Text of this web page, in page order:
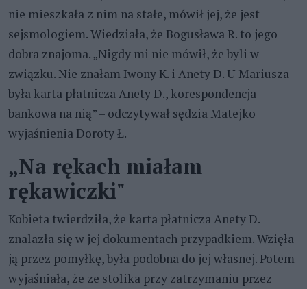
nie mieszkała z nim na stałe, mówił jej, że jest
sejsmologiem. Wiedziała, że Bogusława R. to jego
dobra znajoma. „Nigdy mi nie mówił, że byli w
związku. Nie znałam Iwony K. i Anety D. U Mariusza
była karta płatnicza Anety D., korespondencja
bankowa na nią” – odczytywał sędzia Matejko
wyjaśnienia Doroty Ł.
„Na rękach miałam
rękawiczki"
Kobieta twierdziła, że karta płatnicza Anety D.
znalazła się w jej dokumentach przypadkiem. Wzięła
ją przez pomyłkę, była podobna do jej własnej. Potem
wyjaśniała, że ze stolika przy zatrzymaniu przez